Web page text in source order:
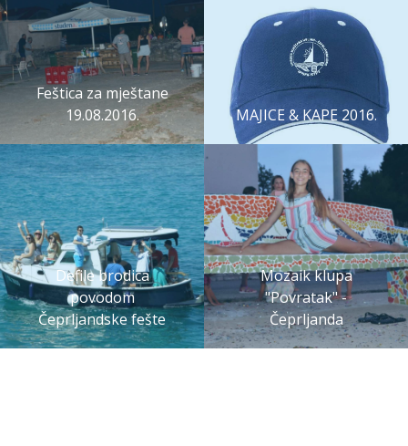
Feštica za mještane
19.08.2016.
MAJICE & KAPE 2016.
Defile brodica
povodom
Čeprljandske fešte
Mozaik klupa
"Povratak" -
Čeprljanda